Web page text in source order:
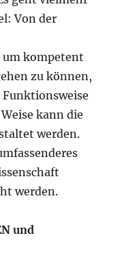
Von der
kompetent
zu können,
kann die
werden.
werden.
und